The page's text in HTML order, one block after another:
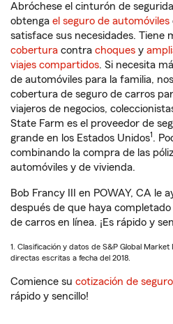
Abróchese el cinturón de
obtenga el seguro de automóviles
satisface sus necesidades. Tiene
cobertura contra choques y
viajes compartidos. Si necesita
de automóviles para la familia,
cobertura de seguro de carros
viajeros de negocios,
State Farm es el proveedor de
grande en los Estados Unidos1.
combinando la compra de las
automóviles y de vivienda.
Bob Francy III en POWAY, CA le
después de que haya
de carros en línea. ¡Es rápido y
1. Clasificación y datos de S&P Global
directas escritas a fecha del 2018.
Comience su cotización de
rápido y sencillo!